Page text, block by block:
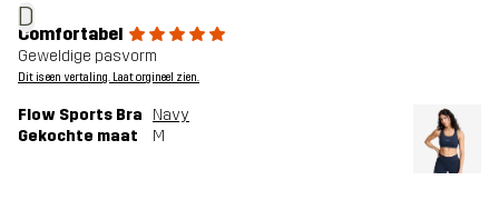
D
Comfortabel
Geweldige pasvorm
Dit is een vertaling. Laat orgineel zien.
Flow Sports Bra
Navy
Gekochte maat
M